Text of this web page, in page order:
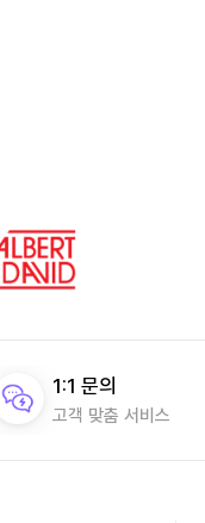
1:1 문의
고객 맞춤 서비스